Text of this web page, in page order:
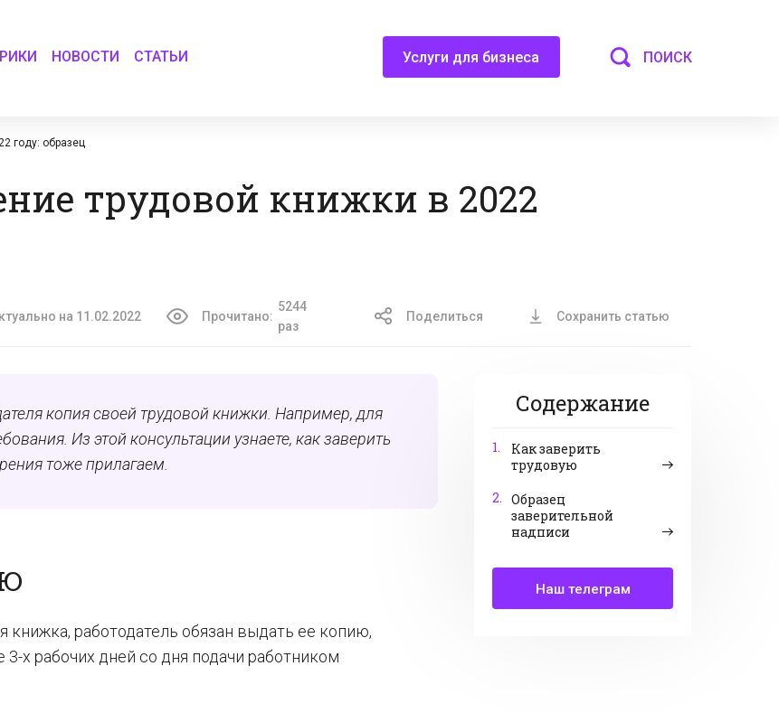
НОВОСТИ СТАТЬИ Услуги для бизнеса ПОИСК
году: образец
трудовой книжки в 2022
на 11.02.2022 Прочитано:
5244
раз
Поделиться Сохранить статью
Содержание
1.
Как заверить
трудовую
2. Образец
заверительной
надписи
Наш телеграм
копия своей трудовой книжки. Например, для
Из этой консультации узнаете, как заверить
тоже прилагаем.
книжка, работодатель обязан выдать ее копию,
х рабочих дней со дня подачи работником